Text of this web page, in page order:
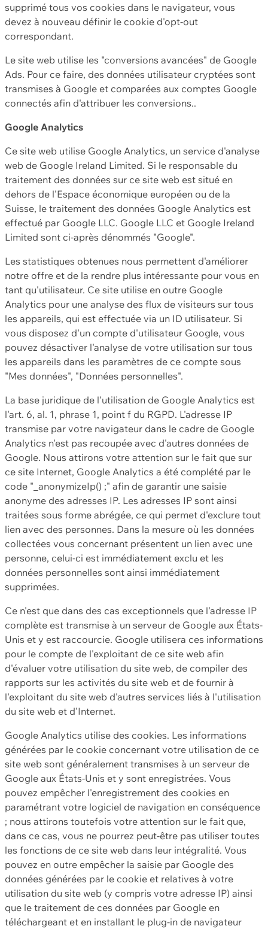
supprimé tous vos cookies dans le navigateur, vous
devez à nouveau définir le cookie d'opt-out
correspondant.
Le site web utilise les "conversions avancées" de Google
Ads. Pour ce faire, des données utilisateur cryptées sont
transmises à Google et comparées aux comptes Google
connectés afin d'attribuer les conversions..
Google Analytics
Ce site web utilise Google Analytics, un service d'analyse
web de Google Ireland Limited. Si le responsable du
traitement des données sur ce site web est situé en
dehors de l'Espace économique européen ou de la
Suisse, le traitement des données Google Analytics est
effectué par Google LLC. Google LLC et Google Ireland
Limited sont ci-après dénommés "Google".
Les statistiques obtenues nous permettent d'améliorer
notre offre et de la rendre plus intéressante pour vous en
tant qu'utilisateur. Ce site utilise en outre Google
Analytics pour une analyse des flux de visiteurs sur tous
les appareils, qui est effectuée via un ID utilisateur. Si
vous disposez d'un compte d'utilisateur Google, vous
pouvez désactiver l'analyse de votre utilisation sur tous
les appareils dans les paramètres de ce compte sous
"Mes données", "Données personnelles".
La base juridique de l'utilisation de Google Analytics est
l'art. 6, al. 1, phrase 1, point f du RGPD. L'adresse IP
transmise par votre navigateur dans le cadre de Google
Analytics n'est pas recoupée avec d'autres données de
Google. Nous attirons votre attention sur le fait que sur
ce site Internet, Google Analytics a été complété par le
code "_anonymizeIp() ;" afin de garantir une saisie
anonyme des adresses IP. Les adresses IP sont ainsi
traitées sous forme abrégée, ce qui permet d'exclure tout
lien avec des personnes. Dans la mesure où les données
collectées vous concernant présentent un lien avec une
personne, celui-ci est immédiatement exclu et les
données personnelles sont ainsi immédiatement
supprimées.
Ce n'est que dans des cas exceptionnels que l'adresse IP
complète est transmise à un serveur de Google aux États-
Unis et y est raccourcie. Google utilisera ces informations
pour le compte de l'exploitant de ce site web afin
d'évaluer votre utilisation du site web, de compiler des
rapports sur les activités du site web et de fournir à
l'exploitant du site web d'autres services liés à l'utilisation
du site web et d'Internet.
Google Analytics utilise des cookies. Les informations
générées par le cookie concernant votre utilisation de ce
site web sont généralement transmises à un serveur de
Google aux États-Unis et y sont enregistrées. Vous
pouvez empêcher l'enregistrement des cookies en
paramétrant votre logiciel de navigation en conséquence
; nous attirons toutefois votre attention sur le fait que,
dans ce cas, vous ne pourrez peut-être pas utiliser toutes
les fonctions de ce site web dans leur intégralité. Vous
pouvez en outre empêcher la saisie par Google des
données générées par le cookie et relatives à votre
utilisation du site web (y compris votre adresse IP) ainsi
que le traitement de ces données par Google en
téléchargeant et en installant le plug-in de navigateur